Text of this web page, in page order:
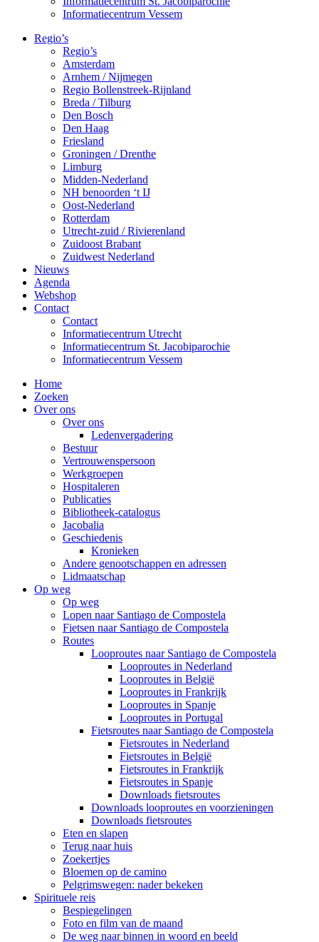
Informatiecentrum Vessem
Regio’s
Regio’s
Amsterdam
Arnhem / Nijmegen
Regio Bollenstreek-Rijnland
Breda / Tilburg
Den Bosch
Den Haag
Friesland
Groningen / Drenthe
Limburg
Midden-Nederland
NH benoorden ‘t IJ
Oost-Nederland
Rotterdam
Utrecht-zuid / Rivierenland
Zuidoost Brabant
Zuidwest Nederland
Nieuws
Agenda
Webshop
Contact
Contact
Informatiecentrum Utrecht
Informatiecentrum St. Jacobiparochie
Informatiecentrum Vessem
Home
Zoeken
Over ons
Over ons
Ledenvergadering
Bestuur
Vertrouwenspersoon
Werkgroepen
Hospitaleren
Publicaties
Bibliotheek-catalogus
Jacobalia
Geschiedenis
Kronieken
Andere genootschappen en adressen
Lidmaatschap
Op weg
Op weg
Lopen naar Santiago de Compostela
Fietsen naar Santiago de Compostela
Routes
Looproutes naar Santiago de Compostela
Looproutes in Nederland
Looproutes in België
Looproutes in Frankrijk
Looproutes in Spanje
Looproutes in Portugal
Fietsroutes naar Santiago de Compostela
Fietsroutes in Nederland
Fietsroutes in België
Fietsroutes in Frankrijk
Fietsroutes in Spanje
Downloads fietsroutes
Downloads looproutes en voorzieningen
Downloads fietsroutes
Eten en slapen
Terug naar huis
Zoekertjes
Bloemen op de camino
Pelgrimswegen: nader bekeken
Spirituele reis
Bespiegelingen
Foto en film van de maand
De weg naar binnen in woord en beeld